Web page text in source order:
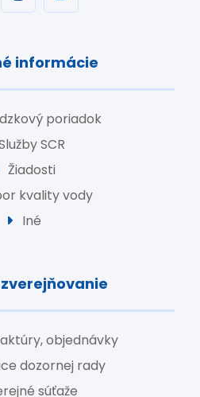
informácie
poriadok
SCR
Žiadosti
kvality vody
Iné
objednávky
dozornej rady
súťaže